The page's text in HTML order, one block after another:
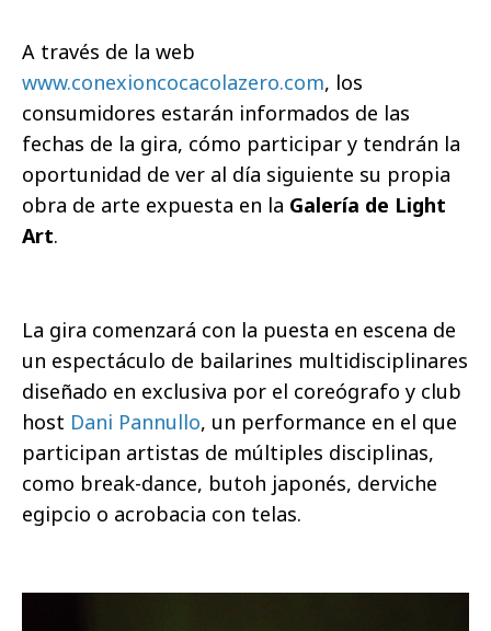
A través de la web
www.conexioncocacolazero.com, los
consumidores estarán informados de las
fechas de la gira, cómo participar y tendrán la
oportunidad de ver al día siguiente su propia
obra de arte expuesta en la Galería de Light
Art.
La gira comenzará con la puesta en escena de
un espectáculo de bailarines multidisciplinares
diseñado en exclusiva por el coreógrafo y club
host Dani Pannullo, un performance en el que
participan artistas de múltiples disciplinas,
como break-dance, butoh japonés, derviche
egipcio o acrobacia con telas.